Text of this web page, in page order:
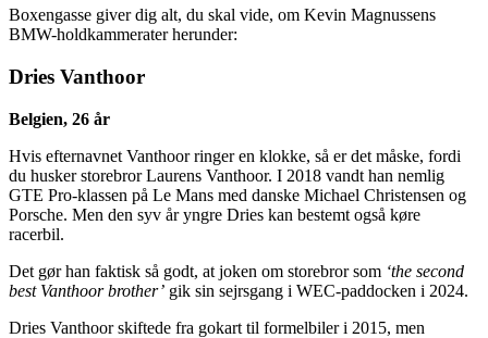
Boxengasse giver dig alt, du skal vide, om Kevin Magnussens
BMW-holdkammerater herunder:
Dries Vanthoor
Belgien, 26 år
Hvis efternavnet Vanthoor ringer en klokke, så er det måske, fordi
du husker storebror Laurens Vanthoor. I 2018 vandt han nemlig
GTE Pro-klassen på Le Mans med danske Michael Christensen og
Porsche. Men den syv år yngre Dries kan bestemt også køre
racerbil.
Det gør han faktisk så godt, at joken om storebror som ‘the second
best Vanthoor brother’ gik sin sejrsgang i WEC-paddocken i 2024.
Dries Vanthoor skiftede fra gokart til formelbiler i 2015, men